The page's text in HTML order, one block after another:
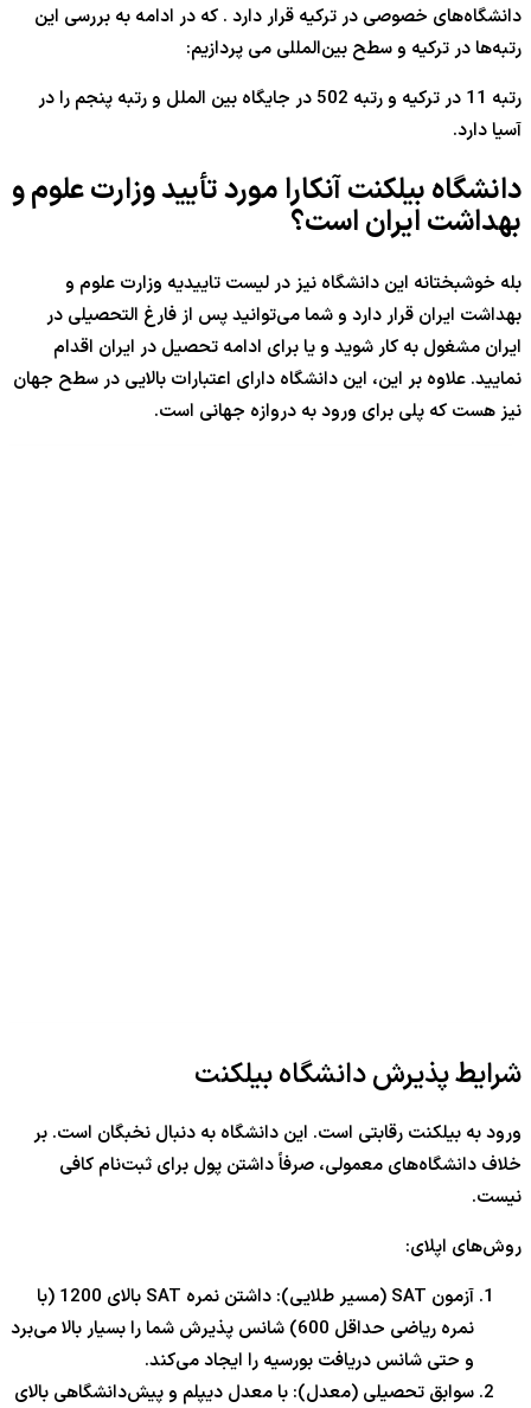
دانشگاه‌های خصوصی در ترکیه قرار دارد . که در ادامه به بررسی این
رتبه‌ها در ترکیه و سطح بین‌المللی می پردازیم:
رتبه 11 در ترکیه و رتبه 502 در جایگاه بین الملل و رتبه پنجم را در
آسیا دارد.
دانشگاه بیلکنت آنکارا مورد تأیید وزارت علوم و
بهداشت ایران است؟
بله خوشبختانه این دانشگاه نیز در لیست تاییدیه وزارت علوم و
بهداشت ایران قرار دارد و شما می‌توانید پس از فارغ التحصیلی در
ایران مشغول به کار شوید و یا برای ادامه تحصیل در ایران اقدام
نمایید. علاوه بر این، این دانشگاه دارای اعتبارات بالایی در سطح جهان
نیز هست که پلی برای ورود به دروازه جهانی است.
شرایط پذیرش دانشگاه بیلکنت
ورود به بیلکنت رقابتی است. این دانشگاه به دنبال نخبگان است. بر
خلاف دانشگاه‌های معمولی، صرفاً داشتن پول برای ثبت‌نام کافی
نیست.
روش‌های اپلای:
آزمون SAT (مسیر طلایی): داشتن نمره SAT بالای 1200 (با
نمره ریاضی حداقل 600) شانس پذیرش شما را بسیار بالا می‌برد
و حتی شانس دریافت بورسیه را ایجاد می‌کند.
سوابق تحصیلی (معدل): با معدل دیپلم و پیش‌دانشگاهی بالای